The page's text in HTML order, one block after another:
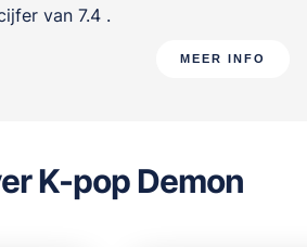
van 7.4 .
MEER INFO
K-pop Demon